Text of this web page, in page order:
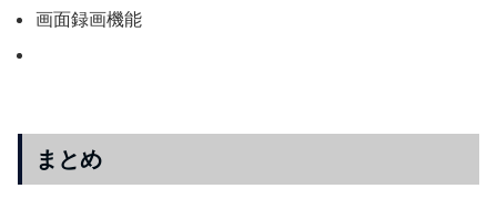
画面録画機能
まとめ